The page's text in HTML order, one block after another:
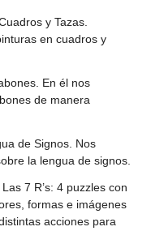
y Tazas.
en cuadros y
En él nos
de manera
de Signos. Nos
la lengua de signos.
7 R’s: 4 puzzles con
formas e imágenes
acciones para